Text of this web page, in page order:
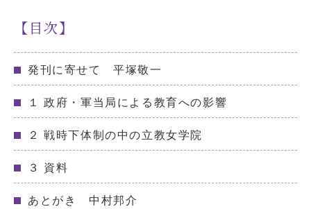
【目次】
発刊に寄せて 平塚敬一
１ 政府・軍当局による教育への影響
２ 戦時下体制の中の立教女学院
３ 資料
あとがき 中村邦介